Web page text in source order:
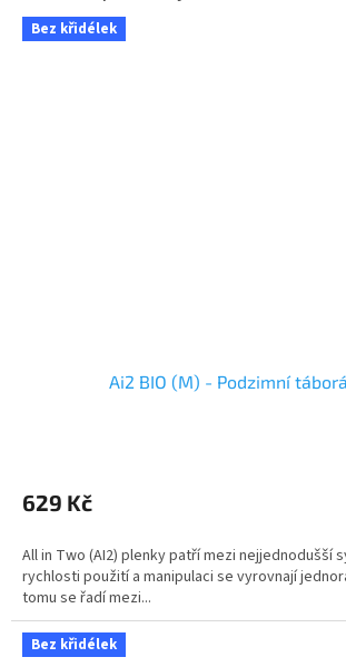
Bez křidélek
Ai2 BIO (M) - Podzimní
629 Kč
All in Two (AI2) plenky patří mezi nejjednodušší
rychlosti použití a manipulaci se vyrovnají
tomu se řadí mezi...
Bez křidélek